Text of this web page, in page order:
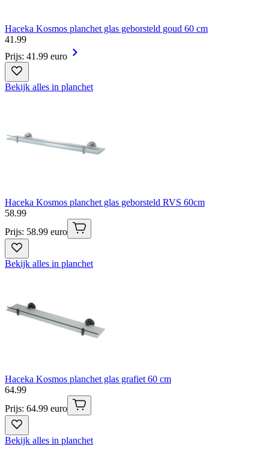
Haceka Kosmos planchet glas geborsteld goud 60 cm
41 .99
Prijs: 41.99 euro
Bekijk alles in planchet
Haceka Kosmos planchet glas geborsteld RVS 60cm
58.99
Prijs: 58.99 euro
Bekijk alles in planchet
Haceka Kosmos planchet glas grafiet 60 cm
64.99
Prijs: 64.99 euro
Bekijk alles in planchet